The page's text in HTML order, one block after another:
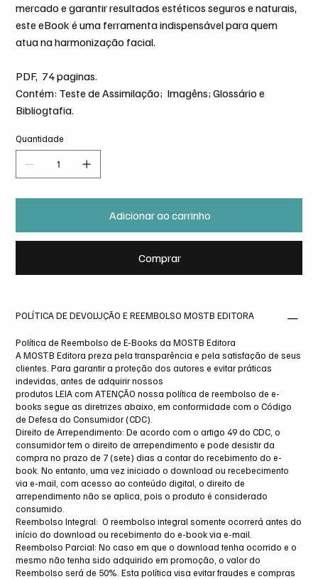
mercado e garantir resultados estéticos seguros e naturais,
este eBook é uma ferramenta indispensável para quem
atua na harmonização facial.
PDF, 74 paginas.
Contém: Teste de Assimilação; Imagêns; Glossário e
Bibliogtafia.
Quantidade
Adicionar ao carrinho
Comprar
POLÍTICA DE DEVOLUÇÃO E REEMBOLSO MOSTB EDITORA
Política de Reembolso de E-Books da MOSTB Editora
A MOSTB Editora preza pela transparência e pela satisfação de seus
clientes. Para garantir a proteção dos autores e evitar práticas
indevidas, antes de adquirir nossos
produtos LEIA com ATENÇÃO nossa política de reembolso de e-
books segue as diretrizes abaixo, em conformidade com o Código
de Defesa do Consumidor (CDC).
Direito de Arrependimento: De acordo com o artigo 49 do CDC, o
consumidor tem o direito de arrependimento e pode desistir da
compra no prazo de 7 (sete) dias a contar do recebimento do e-
book. No entanto, uma vez iniciado o download ou recebecimento
via e-mail, com acesso ao conteúdo digital, o direito de
arrependimento não se aplica, pois o produto é considerado
consumido.
Reembolso Integral: O reembolso integral somente ocorrerá antes do
início do download ou recebimento do e-book via e-mail.
Reembolso Parcial: No caso em que o download tenha ocorrido e o
mesmo não tenha sido adquirido em promoção, o valor do
Reembolso será de 50%. Esta política visa evitar fraudes e compras